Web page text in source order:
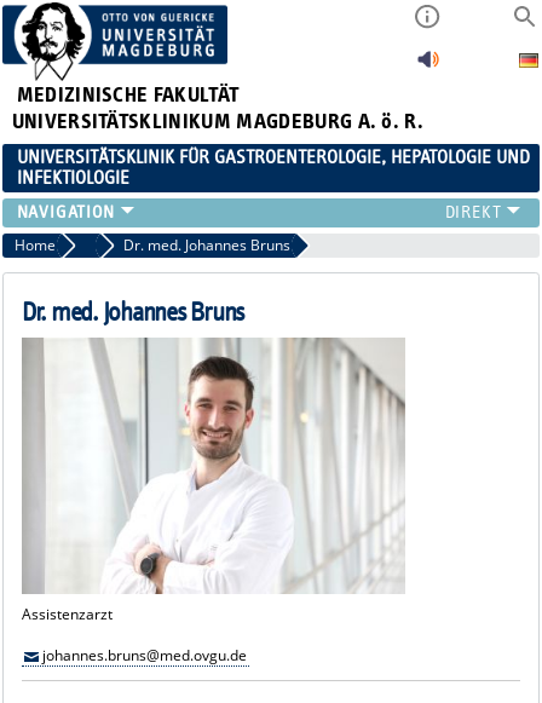
MEDIZINISCHE FAKULTÄT
UNIVERSITÄTSKLINIKUM MAGDEBURG A. ö. R.
UNIVERSITÄTSKLINIK FÜR GASTROENTEROLOGIE, HEPATOLOGIE UND
INFEKTIOLOGIE
TEAM
KLINIK
ZUWEISER
FORSCHUNG
VERANSTALTUNGEN / NEWS
Home Assistenzärzt:innen
Dr. med. Johannes Bruns
Dr. med. Johannes Bruns
Assistenzarzt
johannes.bruns@med.ovgu.de